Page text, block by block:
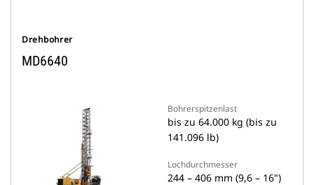
Drehbohrer
MD6640
Bohrerspitzenlast
bis zu 64.000 kg (bis zu
141.096 lb)
Lochdurchmesser
244 – 406 mm (9,6 – 16")